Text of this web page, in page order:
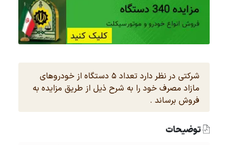
شرکتی در نظر دارد تعداد ۵ دستگاه از خودروهای
مازاد مصرف خود را به شرح ذیل از طریق مزایده به
فروش برساند .
توضیحات